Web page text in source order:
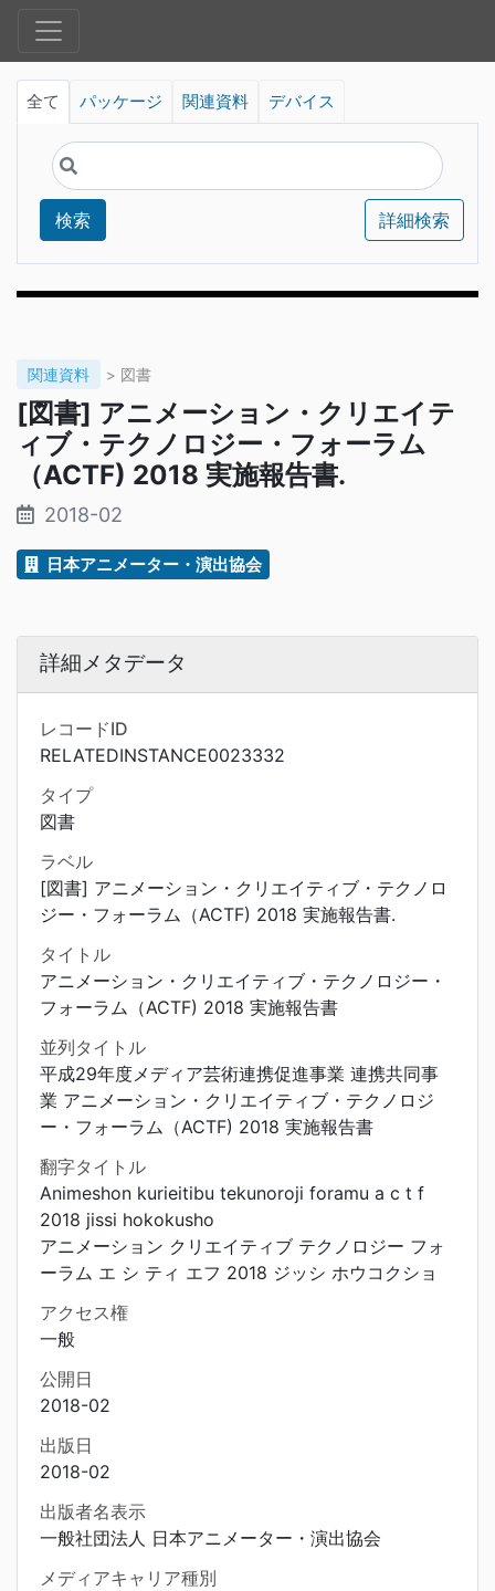
全て パッケージ 関連資料 デバイス
検索 詳細検索
関連資料 > 図書
[図書] アニメーション・クリエイテ
ィブ・テクノロジー・フォーラム
（ACTF) 2018 実施報告書.
2018-02
日本アニメーター・演出協会
詳細メタデータ
レコードID
RELATEDINSTANCE0023332
タイプ
図書
ラベル
[図書] アニメーション・クリエイティブ・テクノロ
ジー・フォーラム（ACTF) 2018 実施報告書.
タイトル
アニメーション・クリエイティブ・テクノロジー・
フォーラム（ACTF) 2018 実施報告書
並列タイトル
平成29年度メディア芸術連携促進事業 連携共同事
業 アニメーション・クリエイティブ・テクノロジ
ー・フォーラム（ACTF) 2018 実施報告書
翻字タイトル
Animeshon kurieitibu tekunoroji foramu a c t f
2018 jissi hokokusho
アニメーション クリエイティブ テクノロジー フォ
ーラム エ シ ティ エフ 2018 ジッシ ホウコクショ
アクセス権
一般
公開日
2018-02
出版日
2018-02
出版者名表示
一般社団法人 日本アニメーター・演出協会
メディアキャリア種別